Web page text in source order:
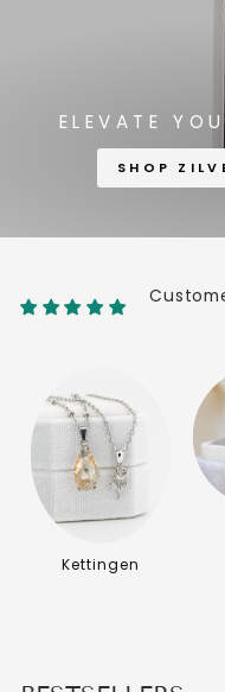
ELEVATE
SHOP
Kettingen